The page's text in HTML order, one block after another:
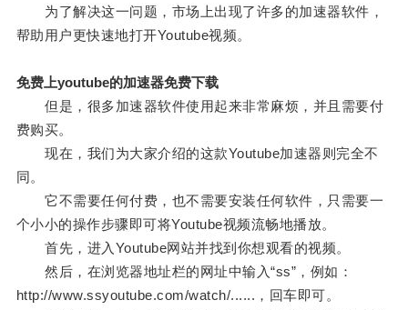
为了解决这一问题，市场上出现了许多的加速器软件，
帮助用户更快速地打开Youtube视频。
免费上youtube的加速器免费下载
但是，很多加速器软件使用起来非常麻烦，并且需要付
费购买。
现在，我们为大家介绍的这款Youtube加速器则完全不
同。
它不需要任何付费，也不需要安装任何软件，只需要一
个小小的操作步骤即可将Youtube视频流畅地播放。
首先，进入Youtube网站并找到你想观看的视频。
然后，在浏览器地址栏的网址中输入“ss”，例如：
http://www.ssyoutube.com/watch/......，回车即可。